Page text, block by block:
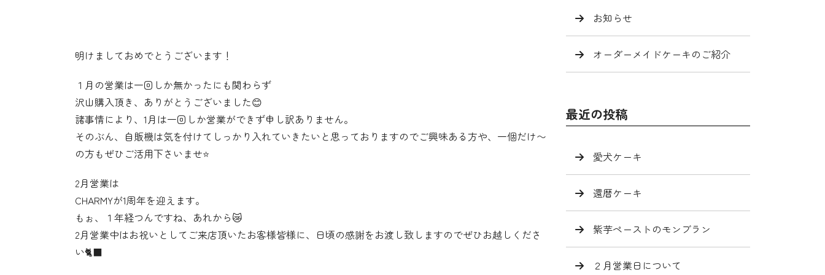
明けましておめでとうございます！
１月の営業は一回しか無かったにも関わらず
沢山購入頂き、ありがとうございました😊
諸事情により、1月は一回しか営業ができず申し訳ありません。
そのぶん、自販機は気を付けてしっかり入れていきたいと思っておりますのでご興味ある方や、一個だけ〜
の方もぜひご活用下さいませ⭐️
2月営業は
CHARMYが1周年を迎えます。
もぉ、１年経つんですね、あれから😿
2月営業中はお祝いとしてご来店頂いたお客様皆様に、日頃の感謝をお渡し致しますのでぜひお越しくださ
い🐈‍⬛
お知らせ
オーダーメイドケーキのご紹介
最近の投稿
愛犬ケーキ
還暦ケーキ
紫芋ペーストのモンブラン
２月営業日について